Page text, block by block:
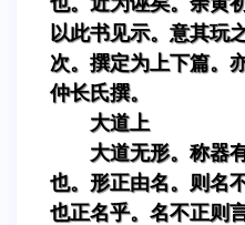
以此书见示。意其玩
次。撰定为上下篇。
仲长氏撰。
大道上
大道无形。称器
也。形正由名。则名
也正名乎。名不正则